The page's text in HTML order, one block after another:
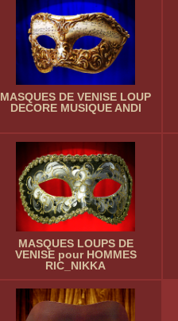
MASQUES DE VENISE LOUP
DECORE MUSIQUE ANDI
MASQUES LOUPS DE
VENISE pour HOMMES
RIC_NIKKA